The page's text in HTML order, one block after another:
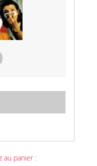
au panier :